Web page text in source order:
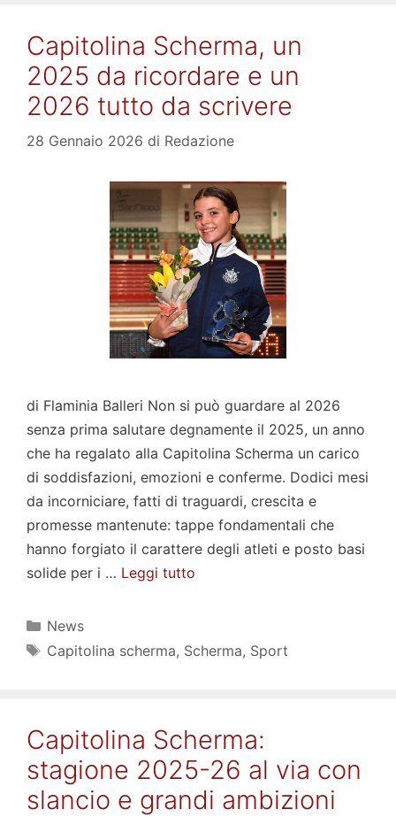
Capitolina Scherma, un
2025 da ricordare e un
2026 tutto da scrivere
28 Gennaio 2026 di Redazione
di Flaminia Balleri Non si può guardare al 2026
senza prima salutare degnamente il 2025, un anno
che ha regalato alla Capitolina Scherma un carico
di soddisfazioni, emozioni e conferme. Dodici mesi
da incorniciare, fatti di traguardi, crescita e
promesse mantenute: tappe fondamentali che
hanno forgiato il carattere degli atleti e posto basi
solide per i … Leggi tutto
Categorie
News
Tag
Capitolina scherma, Scherma, Sport
Capitolina Scherma:
stagione 2025-26 al via con
slancio e grandi ambizioni